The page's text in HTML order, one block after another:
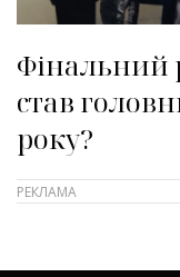
Фінальний
став
року?